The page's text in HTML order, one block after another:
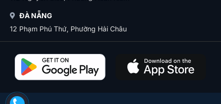
ĐÀ NẴNG
12 Phạm Phú Thứ, Phường Hải Châu